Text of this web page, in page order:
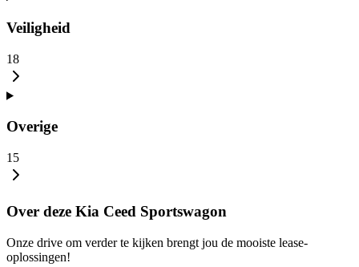
Veiligheid
18
Overige
15
Over deze Kia Ceed Sportswagon
Onze drive om verder te kijken brengt jou de mooiste lease-
oplossingen!